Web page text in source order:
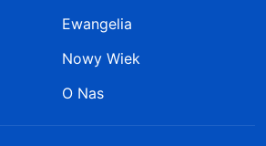
Ewangelia
Nowy Wiek
O Nas